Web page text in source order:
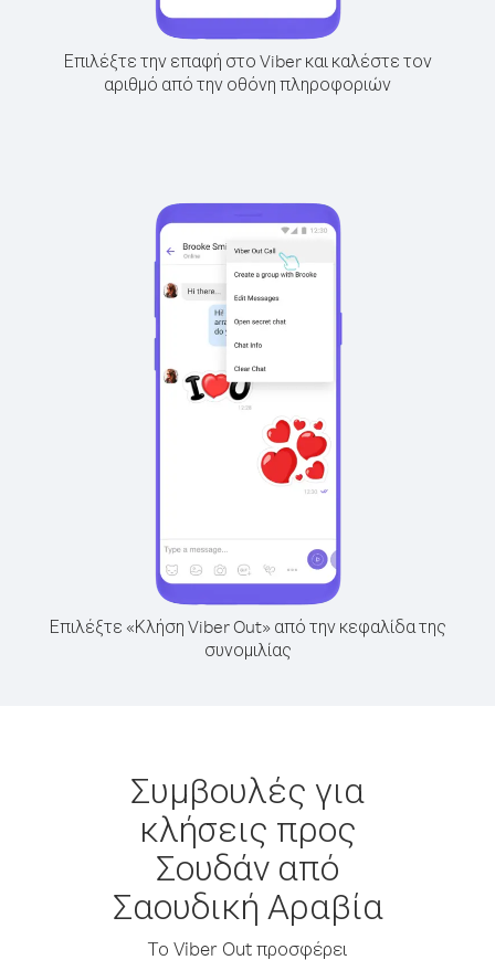
Επιλέξτε την επαφή στο Viber και καλέστε τον
αριθμό από την οθόνη πληροφοριών
Επιλέξτε «Κλήση Viber Out» από την κεφαλίδα της
συνομιλίας
Συμβουλές για
κλήσεις προς
Σουδάν από
Σαουδική Αραβία
Το Viber Out προσφέρει